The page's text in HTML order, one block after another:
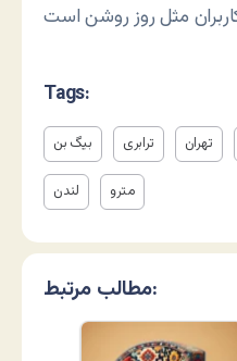
Tags:
بیگ بن ترابری تهران
لندن مترو
مطالب مرتبط: